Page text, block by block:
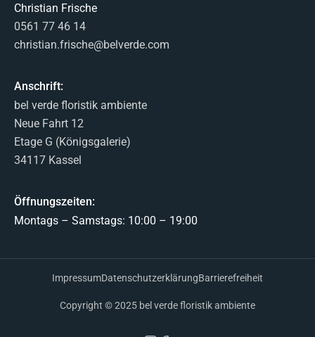
Christian Frische
0561 77 46 14
christian.frische@belverde.com
Anschrift:
bel verde floristik ambiente
Neue Fahrt 12
Etage G (Königsgalerie)
34117 Kassel
Öffnungszeiten:
Montags – Samstags: 10:00 – 19:00
ImpressumDatenschutzerklärungBarrierefreiheit
Copyright © 2025 bel verde floristik ambiente